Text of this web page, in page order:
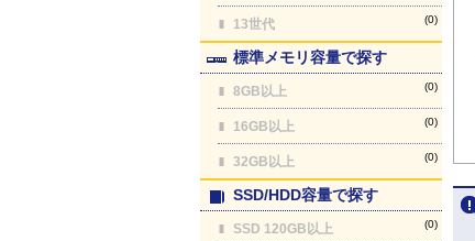
13世代 (0)
標準メモリ容量で探す
8GB以上 (0)
16GB以上 (0)
32GB以上 (0)
SSD/HDD容量で探す
SSD 120GB以上 (0)